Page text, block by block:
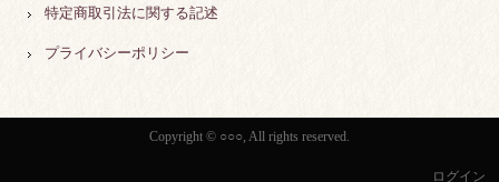
特定商取引法に関する記述
プライバシーポリシー
Copyright © ○○○, All rights reserved.
ログイン